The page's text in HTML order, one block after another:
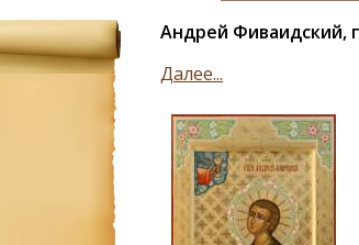
Андрей Фиваидский,
Далее...